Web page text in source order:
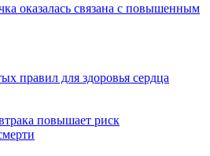
оказалась связана с повышенным
правил для здоровья сердца
повышает риск